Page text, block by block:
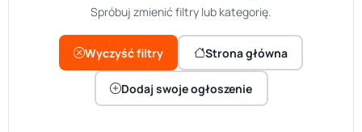
Spróbuj zmienić filtry lub kategorię.
Wyczyść filtry Strona główna
Dodaj swoje ogłoszenie